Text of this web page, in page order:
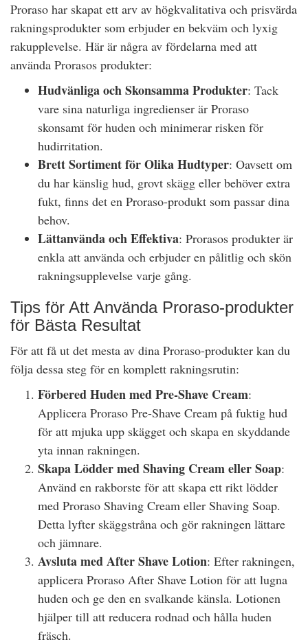
Proraso har skapat ett arv av högkvalitativa och prisvärda
rakningsprodukter som erbjuder en bekväm och lyxig
rakupplevelse. Här är några av fördelarna med att
använda Prorasos produkter:
Hudvänliga och Skonsamma Produkter: Tack
vare sina naturliga ingredienser är Proraso
skonsamt för huden och minimerar risken för
hudirritation.
Brett Sortiment för Olika Hudtyper: Oavsett om
du har känslig hud, grovt skägg eller behöver extra
fukt, finns det en Proraso-produkt som passar dina
behov.
Lättanvända och Effektiva: Prorasos produkter är
enkla att använda och erbjuder en pålitlig och skön
rakningsupplevelse varje gång.
Tips för Att Använda Proraso-produkter
för Bästa Resultat
För att få ut det mesta av dina Proraso-produkter kan du
följa dessa steg för en komplett rakningsrutin:
Förbered Huden med Pre-Shave Cream:
Applicera Proraso Pre-Shave Cream på fuktig hud
för att mjuka upp skägget och skapa en skyddande
yta innan rakningen.
Skapa Lödder med Shaving Cream eller Soap:
Använd en rakborste för att skapa ett rikt lödder
med Proraso Shaving Cream eller Shaving Soap.
Detta lyfter skäggstråna och gör rakningen lättare
och jämnare.
Avsluta med After Shave Lotion: Efter rakningen,
applicera Proraso After Shave Lotion för att lugna
huden och ge den en svalkande känsla. Lotionen
hjälper till att reducera rodnad och hålla huden
fräsch.